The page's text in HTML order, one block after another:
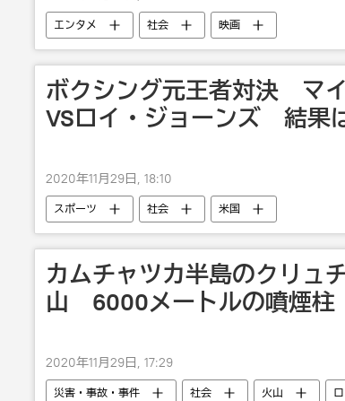
エンタメ 社会 映画
ボクシング元王者対決 マ
VSロイ・ジョーンズ 結果
2020年11月29日, 18:10
スポーツ 社会 米国
カムチャツカ半島のクリュ
山 6000メートルの噴煙柱
2020年11月29日, 17:29
災害・事故・事件 社会 火山